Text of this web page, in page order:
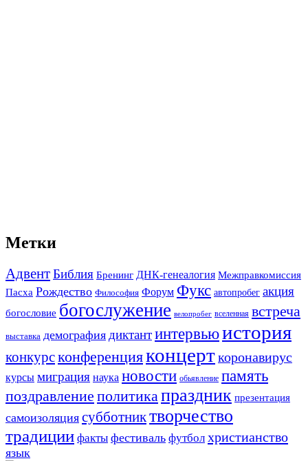
Метки
АдвентБиблия Бренинг ДНК-генеалогия Межправкомиссия
Пасха Рождество Философия Форум Фукс автопробег акция
богословие богослужение велопробег вселенная встреча
выставка демография диктантинтервьюистория
конкурсконференцияконцерткоронавирус
курсы миграция наука новости обьявление память
поздравление политикапраздник презентация
самоизоляция субботниктворчество
традиции факты фестиваль футбол христианство
язык